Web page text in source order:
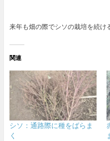
来年も畑の際でシソの栽培を続け
関連
シソ：通路際に種をばらま
く